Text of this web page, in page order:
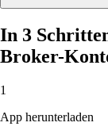
In 3
Broker-
1
App herunterladen